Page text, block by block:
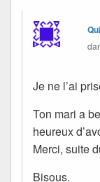
Je ne l’ai
Ton mari a
heureux
Merci, suite
Bisous.